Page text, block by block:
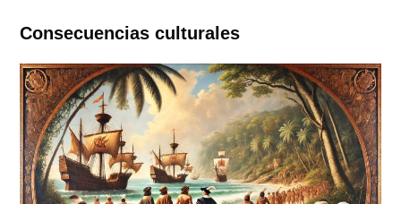
Consecuencias culturales